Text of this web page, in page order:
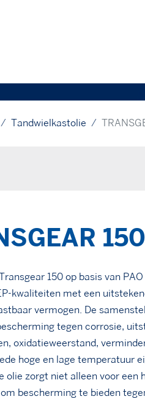
Tandwielkastolie
150 op basis van
kwaliteiten met een
vermogen. De
tegen corrosie,
oxidatieweerstand,
hoge en lage temperatuur
olie zorgt niet alleen voor een
bescherming te bieden